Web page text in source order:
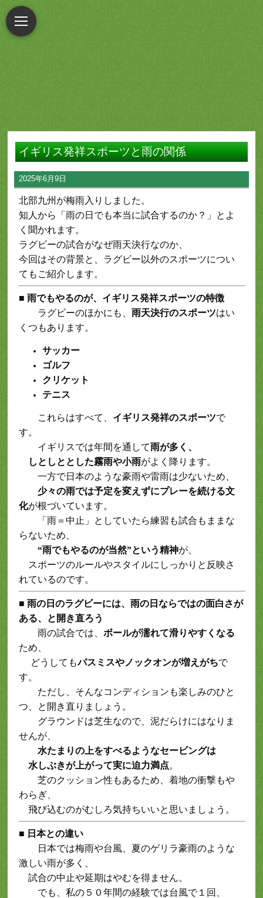
イギリス発祥スポーツと雨の関係
2025年6月9日
北部九州が梅雨入りしました。
知人から「雨の日でも本当に試合するのか？」とよ
く聞かれます。
ラグビーの試合がなぜ雨天決行なのか、
今回はその背景と、ラグビー以外のスポーツについ
てもご紹介します。
■雨でもやるのが、イギリス発祥スポーツの特徴
ラグビーのほかにも、雨天決行のスポーツはい
くつもあります。
サッカー
ゴルフ
クリケット
テニス
これらはすべて、 イギリス発祥のスポーツで
す。
イギリスでは年間を通して雨が多く、
しとしととした霧雨や小雨がよく降ります。
一方で日本のような豪雨や雷雨は少ないため、
少々の雨では予定を変えずにプレーを続ける文
化が根づいています。
「雨＝中止」としていたら練習も試合もままな
らないため、
“雨でもやるのが当然”という精神が、
スポーツのルールやスタイルにしっかりと反映さ
れているのです。
■雨の日のラグビーには、雨の日ならではの面白さが
ある、と開き直ろう
雨の試合では、ボールが濡れて滑りやすくなる
ため、
どうしてもパスミスやノックオンが増えがちで
す。
ただし、そんなコンディションも楽しみのひと
つ、と開き直りましょう。
グラウンドは芝生なので、泥だらけにはなりま
せんが、
水たまりの上をすべるようなセービングは
水しぶきが上がって実に迫力満点。
芝のクッション性もあるため、着地の衝撃もや
わらぎ、
飛び込むのがむしろ気持ちいいと思いましょう。
■ 日本との違い
日本では梅雨や台風、夏のゲリラ豪雨のような
激しい雨が多く、
試合の中止や延期はやむを得ません。
でも、私の５０年間の経験では台風で１回、